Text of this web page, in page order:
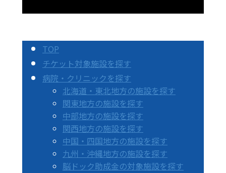
TOP
チケット対象施設を探す
病院・クリニックを探す
北海道・東北地方の施設を探す
関東地方の施設を探す
中部地方の施設を探す
関西地方の施設を探す
中国・四国地方の施設を探す
九州・沖縄地方の施設を探す
脳ドック助成金の対象施設を探す